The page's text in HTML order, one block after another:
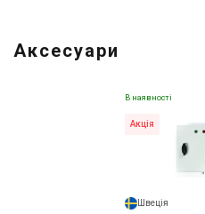
Аксесуари
В наявності
Акція
Швеція